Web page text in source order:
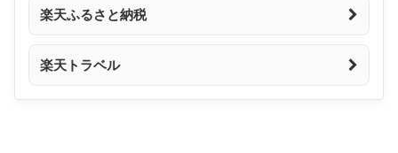
楽天ふるさと納税
楽天トラベル